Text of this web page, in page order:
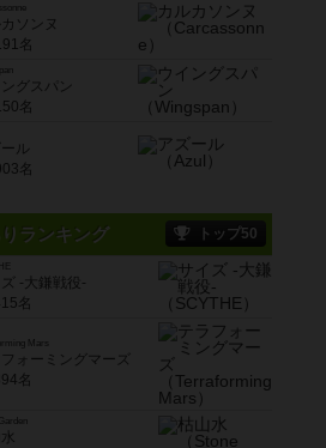
ソンヌ
名
グスパン
名
ル
名
ランキング トップ50
ズ -大鎌戦役-
名
Mars
フォーミングマーズ
名